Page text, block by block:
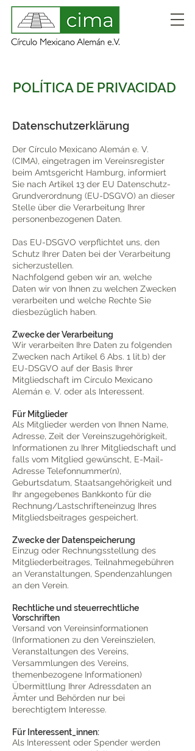
POLÍTICA DE PRIVACIDAD
Datenschutzerklärung
Der Círculo Mexicano Alemán e. V.
(CIMA), eingetragen im Vereinsregister
beim Amtsgericht Hamburg, informiert
Sie nach Artikel 13 der EU Datenschutz-
Grundverordnung (EU-DSGVO) an dieser
Stelle über die Verarbeitung Ihrer
personenbezogenen Daten.
Das EU-DSGVO verpflichtet uns, den
Schutz Ihrer Daten bei der Verarbeitung
sicherzustellen.
Nachfolgend geben wir an, welche
Daten wir von Ihnen zu welchen Zwecken
verarbeiten und welche Rechte Sie
diesbezüglich haben.
Zwecke der Verarbeitung
Wir verarbeiten Ihre Daten zu folgenden
Zwecken nach Artikel 6 Abs. 1 lit.b) der
EU-DSGVO auf der Basis Ihrer
Mitgliedschaft im Círculo Mexicano
Alemán e. V. oder als Interessent.
Für Mitglieder
Als Mitglieder werden von Ihnen Name,
Adresse, Zeit der Vereinszugehörigkeit,
Informationen zu Ihrer Mitgliedschaft und
falls vom Mitglied gewünscht, E-Mail-
Adresse Telefonnummer(n),
Geburtsdatum, Staatsangehörigkeit und
Ihr angegebenes Bankkonto für die
Rechnung/Lastschrifteneinzug Ihres
Mitgliedsbeitrages gespeichert.
Zwecke der Datenspeicherung
Einzug oder Rechnungsstellung des
Mitgliederbeitrages, Teilnahmegebühren
an Veranstaltungen, Spendenzahlungen
an den Verein.
Rechtliche und steuerrechtliche
Vorschriften
Versand von Vereinsinformationen
(Informationen zu den Vereinszielen,
Veranstaltungen des Vereins,
Versammlungen des Vereins,
themenbezogene Informationen)
Übermittlung Ihrer Adressdaten an
Ämter und Behörden nur bei
berechtigtem Interesse.
Für Interessent_innen:
Als Interessent oder Spender werden